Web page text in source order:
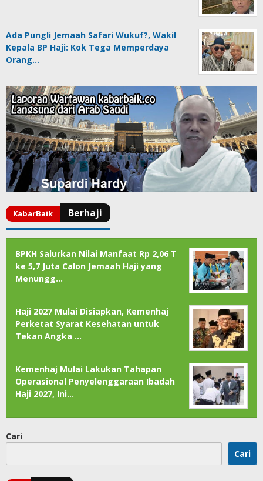
Ada Pungli Jemaah Safari Wukuf?, Wakil
Kepala BP Haji: Kok Tega Memperdaya
Orang…
BPKH Salurkan Nilai Manfaat Rp 2,06 T
ke 5,7 Juta Calon Jemaah Haji yang
Menungg…
Haji 2027 Mulai Disiapkan, Kemenhaj
Perketat Syarat Kesehatan untuk
Tekan Angka …
Kemenhaj Mulai Lakukan Tahapan
Operasional Penyelenggaraan Ibadah
Haji 2027, Ini…
Cari
Cari